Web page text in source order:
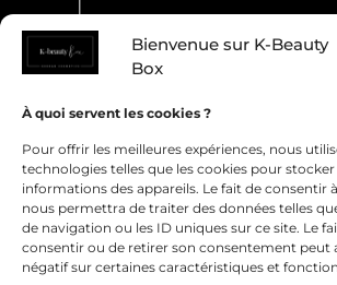
Bienvenue sur K-Beauty
Box
À quoi servent les cookies ?
Pour offrir les meilleures expériences, nous
technologies telles que les cookies pour
informations des appareils. Le fait de consentir
nous permettra de traiter des données telles
de navigation ou les ID uniques sur ce site. Le
consentir ou de retirer son consentement peut
négatif sur certaines caractéristiques et
La Marque
Je m’abonne
Contactez-nous